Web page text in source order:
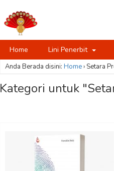
Home Lini Penerbit
Anda Berada disini: Home› Setara
Kategori untuk